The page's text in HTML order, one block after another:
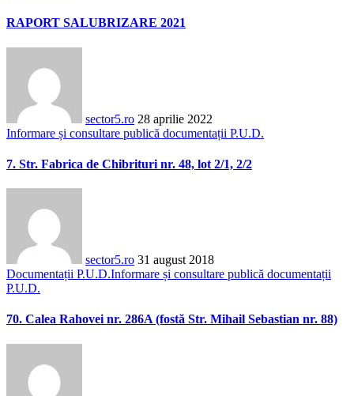
RAPORT SALUBRIZARE 2021
sector5.ro 28 aprilie 2022
Informare și consultare publică documentații P.U.D.
7. Str. Fabrica de Chibrituri nr. 48, lot 2/1, 2/2
sector5.ro 31 august 2018
Documentații P.U.D.Informare și consultare publică documentații
P.U.D.
70. Calea Rahovei nr. 286A (fostă Str. Mihail Sebastian nr. 88)